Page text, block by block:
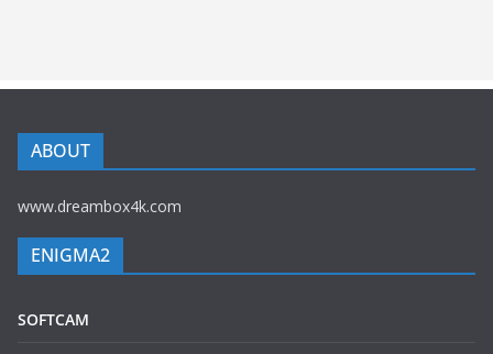
ABOUT
www.dreambox4k.com
ENIGMA2
SOFTCAM